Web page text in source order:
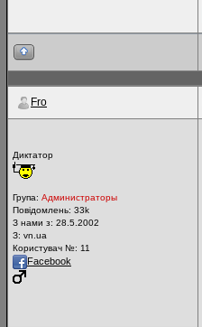
Fro
Диктатор
Група: Администраторы
Повідомлень: 33k
З нами з: 28.5.2002
З: vn.ua
Користувач №: 11
Facebook